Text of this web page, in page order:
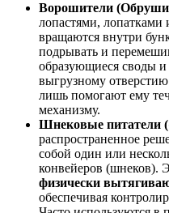
Ворошители
лопастями,
вращаются внутри
подрывать и
образующиеся своды и
выгрузному
лишь помогают ему
механизму.
Шнековые питатели
распространенное
собой один или
конвейеров (шнеков).
физически
обеспечивая